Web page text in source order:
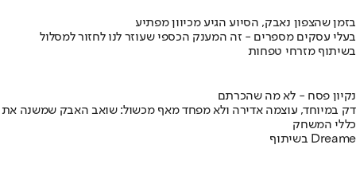
בזמן שהצפון נאבק, הסיוע הגיע מכיוון מפתיע
בעלי עסקים מספרים - זה המענק הכספי שעוזר לנו לחזור למסלול
בשיתוף מזרחי טפחות
נקיון פסח - לא מה שהכרתם
דק במיוחד, עוצמה אדירה ולא מפחד מאף מכשול: שואב האבק שמשנה את
כללי המשחק
בשיתוף Dreame